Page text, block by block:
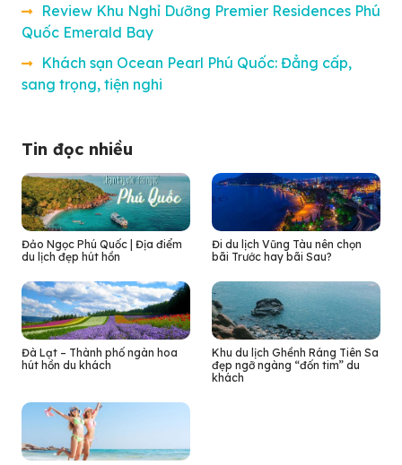
Review Khu Nghỉ Dưỡng Premier Residences Phú
Quốc Emerald Bay
Khách sạn Ocean Pearl Phú Quốc: Đẳng cấp,
sang trọng, tiện nghi
Tin đọc nhiều
Đảo Ngọc Phú Quốc | Địa điểm
du lịch đẹp hút hồn
Đi du lịch Vũng Tàu nên chọn
bãi Trước hay bãi Sau?
Đà Lạt – Thành phố ngàn hoa
hút hồn du khách
Khu du lịch Ghềnh Ráng Tiên Sa
đẹp ngỡ ngàng “đốn tim” du
khách